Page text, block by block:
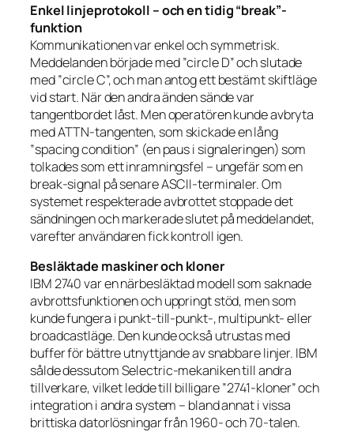
Enkel linjeprotokoll – och en tidig “break”-
funktion
Kommunikationen var enkel och symmetrisk.
Meddelanden började med ”circle D” och slutade
med ”circle C”, och man antog ett bestämt skiftläge
vid start. När den andra änden sände var
tangentbordet låst. Men operatören kunde avbryta
med ATTN-tangenten, som skickade en lång
”spacing condition” (en paus i signaleringen) som
tolkades som ett inramningsfel – ungefär som en
break-signal på senare ASCII-terminaler. Om
systemet respekterade avbrottet stoppade det
sändningen och markerade slutet på meddelandet,
varefter användaren fick kontroll igen.
Besläktade maskiner och kloner
IBM 2740 var en närbesläktad modell som saknade
avbrottsfunktionen och uppringt stöd, men som
kunde fungera i punkt-till-punkt-, multipunkt- eller
broadcastläge. Den kunde också utrustas med
buffer för bättre utnyttjande av snabbare linjer. IBM
sålde dessutom Selectric-mekaniken till andra
tillverkare, vilket ledde till billigare ”2741-kloner” och
integration i andra system – bland annat i vissa
brittiska datorlösningar från 1960- och 70-talen.